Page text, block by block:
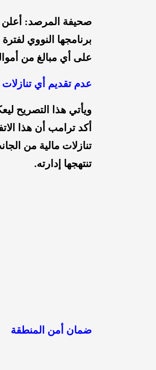
صحيفة المرصد: أعلن
برنامجها النووي
على أي مبالغ من
عدم تقديم أي تنازلات
ويأتي هذا التصريح
أكد ترامب أن هذا
تنازلات مالية من
تنتهجها إدارته.
ضمان أمن المنطقة